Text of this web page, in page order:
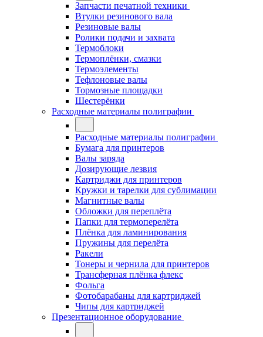
Запчасти печатной техники
Втулки резинового вала
Резиновые валы
Ролики подачи и захвата
Термоблоки
Термоплёнки, смазки
Термоэлементы
Тефлоновые валы
Тормозные площадки
Шестерёнки
Расходные материалы полиграфии
Расходные материалы полиграфии
Бумага для принтеров
Валы заряда
Дозирующие лезвия
Картриджи для принтеров
Кружки и тарелки для сублимации
Магнитные валы
Обложки для переплёта
Папки для термоперелёта
Плёнка для ламинирования
Пружины для перелёта
Ракели
Тонеры и чернила для принтеров
Трансферная плёнка флекс
Фольга
Фотобарабаны для картриджей
Чипы для картриджей
Презентационное оборудование